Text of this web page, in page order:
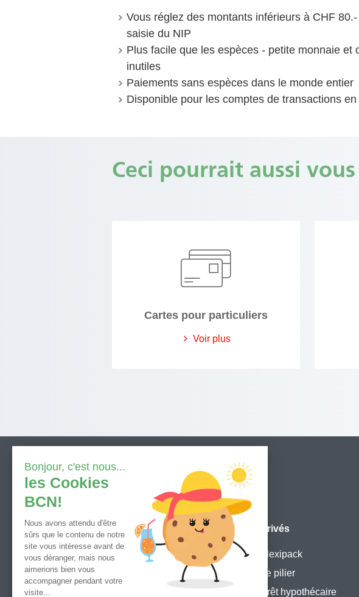
Vous réglez des montants inférieurs à CHF
saisie du NIP
Plus facile que les espèces - petite monnaie et
inutiles
Paiements sans espèces dans le monde entier
Disponible pour les comptes de transactions
Ceci pourrait aussi
Cartes pour particuliers
Voir plus
Nous contacter
Lundi à Vendredi
de 07h30 à 18h30
Depuis la Suisse (numéro gratuit):
Privés
Flexipack
3e pilier
Prêt hypothécaire